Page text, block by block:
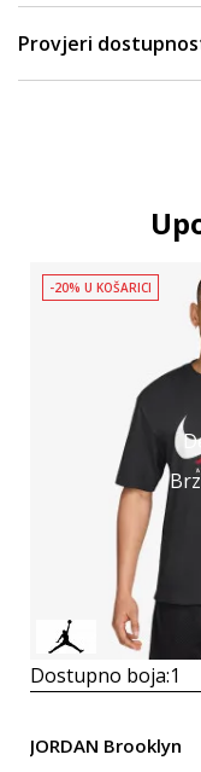
Provjeri
-20% U KOŠARICI
Dostupno boja:1
JORDAN Brooklyn